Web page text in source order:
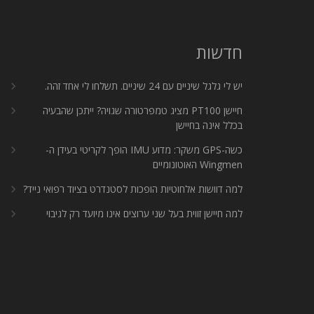
חדשות
יש לי גלגל שיניים עם 24 שיניים. תשלחו לי אחד זהה.
חיישן PT100 מציג טמפרטורה שגויה? ייתכן שהבעיה
בכלל אינה בחיישן
כשה-GPS משקר: מדוע IMU הופך לקריטי בעידן ה-
Wingmen האוטונומיים
למה דוושות אלחוטיות הופכות לסטנדרט בציוד רפואי נייד?
למה חיישן זווית בעל שני ערוצים אינו מיועד רק לגיבוי